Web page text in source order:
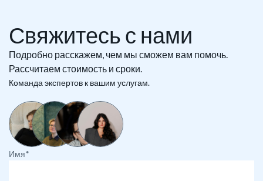
Свяжитесь с нами
Подробно расскажем, чем мы сможем вам помочь.
Рассчитаем стоимость и сроки.
Команда экспертов к вашим услугам.
Имя*